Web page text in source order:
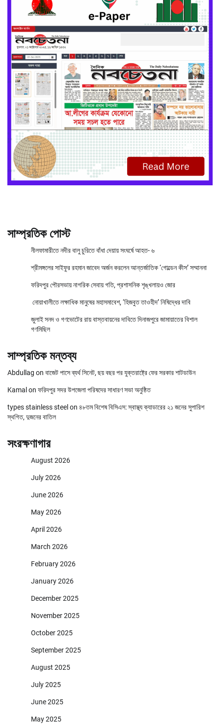
সাম্প্রতিক পোস্ট
নীলফামারীতে নদীর বালু চুরিতে বাঁধা দেয়ায় সংঘর্ষে আহত- ৬
শ্রীমঙ্গলের সাইফুর রহমান জাবেদ অর্জন করলেন আন্তর্জাতিক ‘গোল্ডেন কীস’ সম্মাননা
ফরিদপুর পৌরসভায় নাগরিক সেবায় গতি, প্রশাসনিক শৃঙ্খলায়ও জোর
নোয়াখালীতে লক্ষাধিক মানুষের মহাসমাবেশ, ‘হিজবুত তাওহীদ’ নিষিদ্ধের দাবি
জুলাই সনদ ও গণভোটের রায় বাস্তবায়নের দাবিতে দিনাজপুরে জামায়াতের বিশাল
গণমিছিল
সাম্প্রতিক মন্তব্য
Abdullag on বাজেট পাসে ব্যর্থ সিনেট, ছয় বছর পর যুক্তরাষ্ট্রে ফের সরকার শাটডাউন
Kamal on ফরিদপুর সদর উপজেলা পরিষদের সাধারণ সভা অনুষ্ঠিত
types stainless steel on ৪৮তম বিশেষ বিসিএস: স্বাস্থ্য ক্যাডারের ২১ জনের সুপারিশ
স্থগিত, দুজনের বাতিল
সংরক্ষণাগার
August 2026
July 2026
June 2026
May 2026
April 2026
March 2026
February 2026
January 2026
December 2025
November 2025
October 2025
September 2025
August 2025
July 2025
June 2025
May 2025